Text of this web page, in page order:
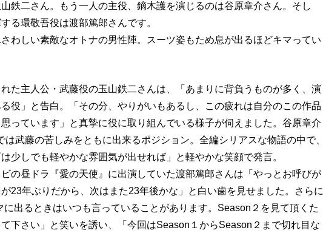
鉄二さん。もう一人の主役、鏑木護を演じるのは谷原章介さん。そし
る環敬吾役は渡部篤郎さんです。
わしい素敵なオトナの男性陣。スーツ姿もため息が出るほどキマってい
た主人公・武藤役の玉山鉄二さんは、「あまりに背負うものが多く、演
役」と告白。「その分、やりがいもあるし、この疲れは自分のこの作品
っています」と真摯に役に取り組んでいる様子が伺えました。谷原章介
は武藤の苦しみをともに出来るポジション。全編シリアスな物語の中で、
少しでも軽やかな雰囲気が出せれば」と軽やかな笑顔で発言。
の昼ドラ『愛の天使』に出演していた渡部篤郎さんは「やっとお呼びが
23年ぶりだから、次はまた23年後かな」と白い歯を見せました。さらに
に出るときはいつも言っていることがあります。Season２を見て頂くた
下さい」と笑いを誘い、「今回はSeason１からSeason２まで切れ目な